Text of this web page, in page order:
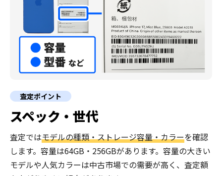
査定ポイント
スペック・世代
査定ではモデルの種類・ストレージ容量・カラーを確認
します。容量は64GB・256GBがあります。容量の大きい
モデルや人気カラーは中古市場での需要が高く、査定額